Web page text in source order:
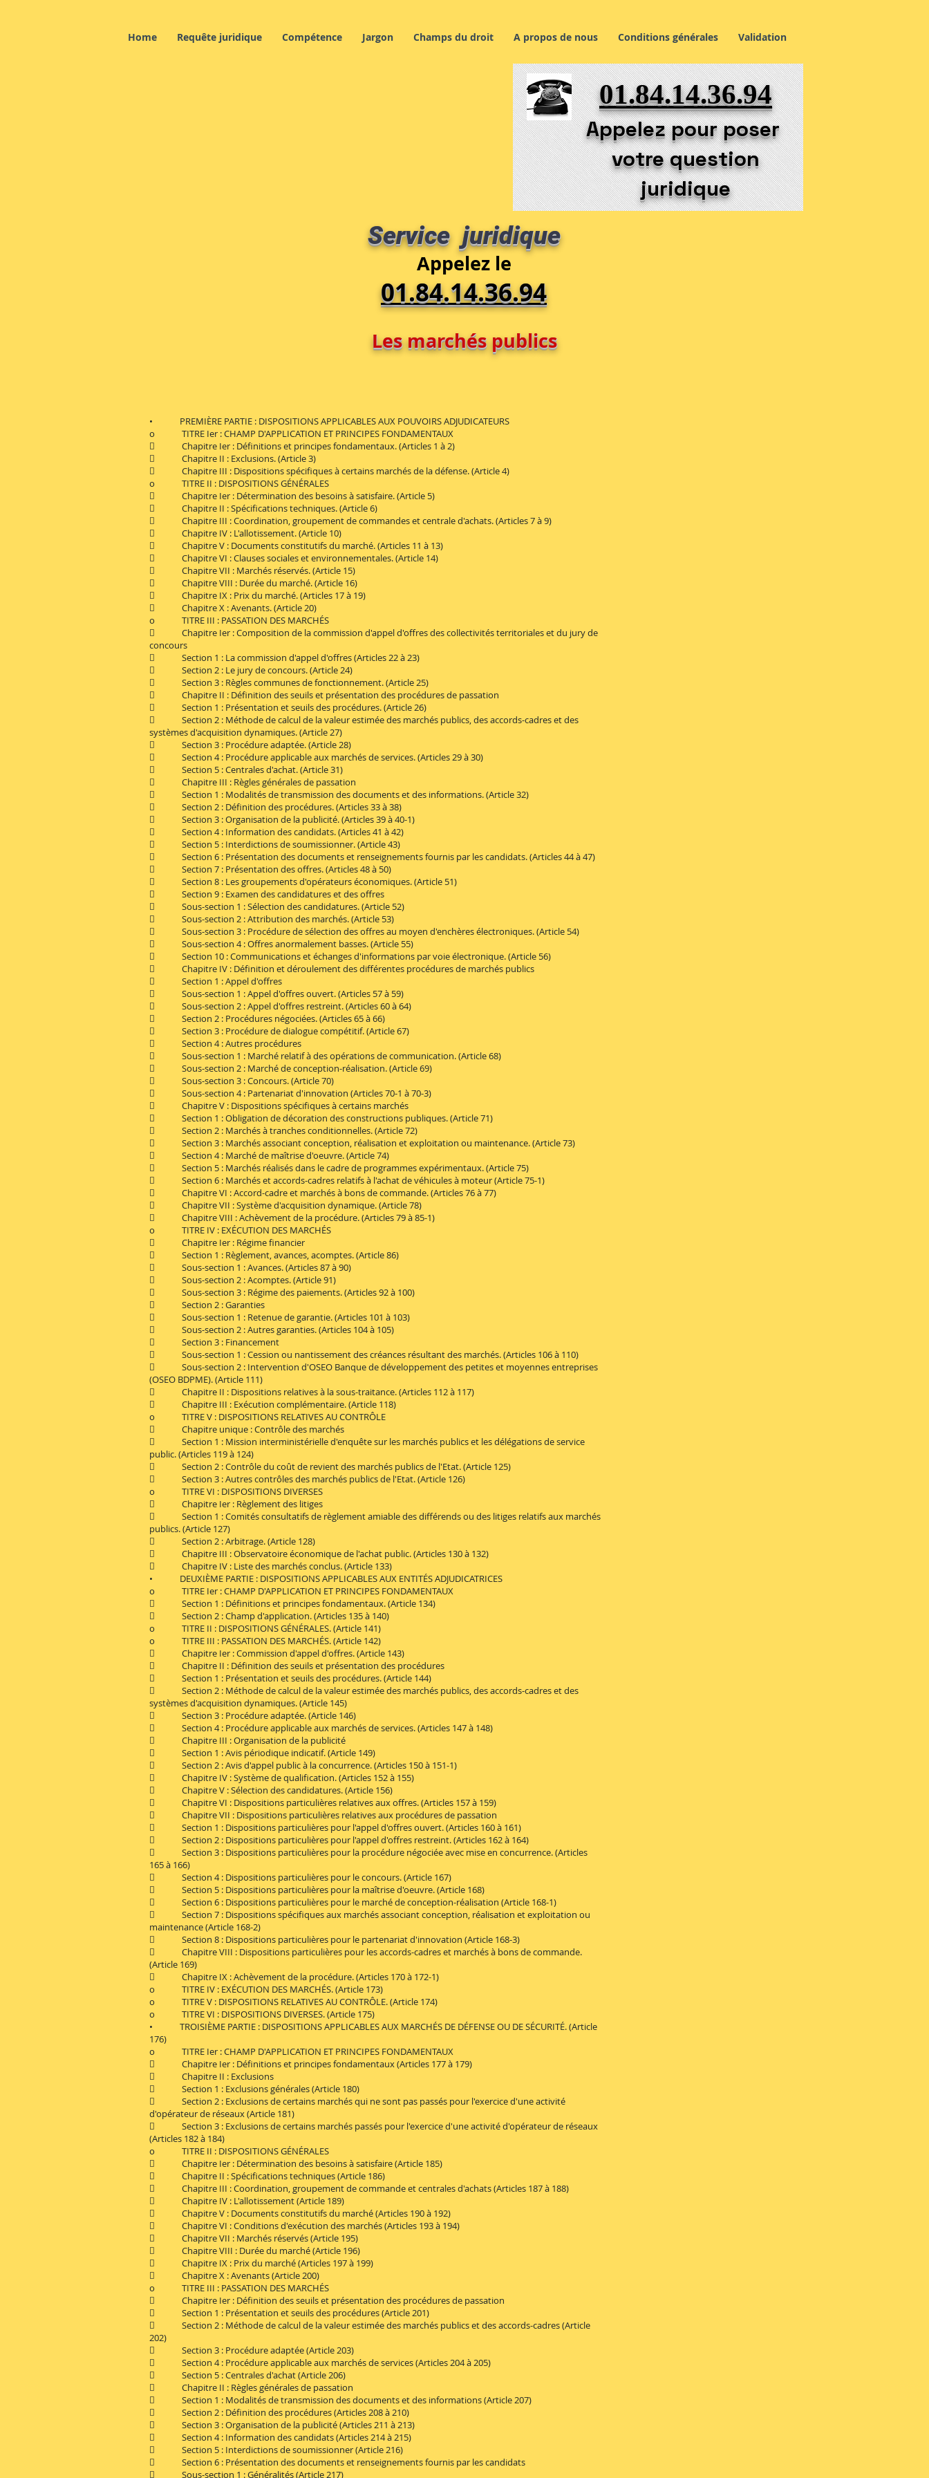
Home Requête juridique Compétence Jargon Champs du droit A propos de nous Conditions générales Validation
01.84.14.36.94
Appelez pour poser
votre question
juridique
Service juridique
Appelez le
01.84.14.36.94
Les marchés publics
• PREMIÈRE PARTIE : DISPOSITIONS APPLICABLES AUX POUVOIRS ADJUDICATEURS
o TITRE Ier : CHAMP D'APPLICATION ET PRINCIPES FONDAMENTAUX
 Chapitre Ier : Définitions et principes fondamentaux. (Articles 1 à 2)
 Chapitre II : Exclusions. (Article 3)
 Chapitre III : Dispositions spécifiques à certains marchés de la défense. (Article 4)
o TITRE II : DISPOSITIONS GÉNÉRALES
 Chapitre Ier : Détermination des besoins à satisfaire. (Article 5)
 Chapitre II : Spécifications techniques. (Article 6)
 Chapitre III : Coordination, groupement de commandes et centrale d'achats. (Articles 7 à 9)
 Chapitre IV : L'allotissement. (Article 10)
 Chapitre V : Documents constitutifs du marché. (Articles 11 à 13)
 Chapitre VI : Clauses sociales et environnementales. (Article 14)
 Chapitre VII : Marchés réservés. (Article 15)
 Chapitre VIII : Durée du marché. (Article 16)
 Chapitre IX : Prix du marché. (Articles 17 à 19)
 Chapitre X : Avenants. (Article 20)
o TITRE III : PASSATION DES MARCHÉS
 Chapitre Ier : Composition de la commission d'appel d'offres des collectivités territoriales et du jury de
concours
 Section 1 : La commission d'appel d'offres (Articles 22 à 23)
 Section 2 : Le jury de concours. (Article 24)
 Section 3 : Règles communes de fonctionnement. (Article 25)
 Chapitre II : Définition des seuils et présentation des procédures de passation
 Section 1 : Présentation et seuils des procédures. (Article 26)
 Section 2 : Méthode de calcul de la valeur estimée des marchés publics, des accords-cadres et des
systèmes d'acquisition dynamiques. (Article 27)
 Section 3 : Procédure adaptée. (Article 28)
 Section 4 : Procédure applicable aux marchés de services. (Articles 29 à 30)
 Section 5 : Centrales d'achat. (Article 31)
 Chapitre III : Règles générales de passation
 Section 1 : Modalités de transmission des documents et des informations. (Article 32)
 Section 2 : Définition des procédures. (Articles 33 à 38)
 Section 3 : Organisation de la publicité. (Articles 39 à 40-1)
 Section 4 : Information des candidats. (Articles 41 à 42)
 Section 5 : Interdictions de soumissionner. (Article 43)
 Section 6 : Présentation des documents et renseignements fournis par les candidats. (Articles 44 à 47)
 Section 7 : Présentation des offres. (Articles 48 à 50)
 Section 8 : Les groupements d'opérateurs économiques. (Article 51)
 Section 9 : Examen des candidatures et des offres
 Sous-section 1 : Sélection des candidatures. (Article 52)
 Sous-section 2 : Attribution des marchés. (Article 53)
 Sous-section 3 : Procédure de sélection des offres au moyen d'enchères électroniques. (Article 54)
 Sous-section 4 : Offres anormalement basses. (Article 55)
 Section 10 : Communications et échanges d'informations par voie électronique. (Article 56)
 Chapitre IV : Définition et déroulement des différentes procédures de marchés publics
 Section 1 : Appel d'offres
 Sous-section 1 : Appel d'offres ouvert. (Articles 57 à 59)
 Sous-section 2 : Appel d'offres restreint. (Articles 60 à 64)
 Section 2 : Procédures négociées. (Articles 65 à 66)
 Section 3 : Procédure de dialogue compétitif. (Article 67)
 Section 4 : Autres procédures
 Sous-section 1 : Marché relatif à des opérations de communication. (Article 68)
 Sous-section 2 : Marché de conception-réalisation. (Article 69)
 Sous-section 3 : Concours. (Article 70)
 Sous-section 4 : Partenariat d'innovation (Articles 70-1 à 70-3)
 Chapitre V : Dispositions spécifiques à certains marchés
 Section 1 : Obligation de décoration des constructions publiques. (Article 71)
 Section 2 : Marchés à tranches conditionnelles. (Article 72)
 Section 3 : Marchés associant conception, réalisation et exploitation ou maintenance. (Article 73)
 Section 4 : Marché de maîtrise d'oeuvre. (Article 74)
 Section 5 : Marchés réalisés dans le cadre de programmes expérimentaux. (Article 75)
 Section 6 : Marchés et accords-cadres relatifs à l'achat de véhicules à moteur (Article 75-1)
 Chapitre VI : Accord-cadre et marchés à bons de commande. (Articles 76 à 77)
 Chapitre VII : Système d'acquisition dynamique. (Article 78)
 Chapitre VIII : Achèvement de la procédure. (Articles 79 à 85-1)
o TITRE IV : EXÉCUTION DES MARCHÉS
 Chapitre Ier : Régime financier
 Section 1 : Règlement, avances, acomptes. (Article 86)
 Sous-section 1 : Avances. (Articles 87 à 90)
 Sous-section 2 : Acomptes. (Article 91)
 Sous-section 3 : Régime des paiements. (Articles 92 à 100)
 Section 2 : Garanties
 Sous-section 1 : Retenue de garantie. (Articles 101 à 103)
 Sous-section 2 : Autres garanties. (Articles 104 à 105)
 Section 3 : Financement
 Sous-section 1 : Cession ou nantissement des créances résultant des marchés. (Articles 106 à 110)
 Sous-section 2 : Intervention d'OSEO Banque de développement des petites et moyennes entreprises
(OSEO BDPME). (Article 111)
 Chapitre II : Dispositions relatives à la sous-traitance. (Articles 112 à 117)
 Chapitre III : Exécution complémentaire. (Article 118)
o TITRE V : DISPOSITIONS RELATIVES AU CONTRÔLE
 Chapitre unique : Contrôle des marchés
 Section 1 : Mission interministérielle d'enquête sur les marchés publics et les délégations de service
public. (Articles 119 à 124)
 Section 2 : Contrôle du coût de revient des marchés publics de l'Etat. (Article 125)
 Section 3 : Autres contrôles des marchés publics de l'Etat. (Article 126)
o TITRE VI : DISPOSITIONS DIVERSES
 Chapitre Ier : Règlement des litiges
 Section 1 : Comités consultatifs de règlement amiable des différends ou des litiges relatifs aux marchés
publics. (Article 127)
 Section 2 : Arbitrage. (Article 128)
 Chapitre III : Observatoire économique de l'achat public. (Articles 130 à 132)
 Chapitre IV : Liste des marchés conclus. (Article 133)
• DEUXIÈME PARTIE : DISPOSITIONS APPLICABLES AUX ENTITÉS ADJUDICATRICES
o TITRE Ier : CHAMP D'APPLICATION ET PRINCIPES FONDAMENTAUX
 Section 1 : Définitions et principes fondamentaux. (Article 134)
 Section 2 : Champ d'application. (Articles 135 à 140)
o TITRE II : DISPOSITIONS GÉNÉRALES. (Article 141)
o TITRE III : PASSATION DES MARCHÉS. (Article 142)
 Chapitre Ier : Commission d'appel d'offres. (Article 143)
 Chapitre II : Définition des seuils et présentation des procédures
 Section 1 : Présentation et seuils des procédures. (Article 144)
 Section 2 : Méthode de calcul de la valeur estimée des marchés publics, des accords-cadres et des
systèmes d'acquisition dynamiques. (Article 145)
 Section 3 : Procédure adaptée. (Article 146)
 Section 4 : Procédure applicable aux marchés de services. (Articles 147 à 148)
 Chapitre III : Organisation de la publicité
 Section 1 : Avis périodique indicatif. (Article 149)
 Section 2 : Avis d'appel public à la concurrence. (Articles 150 à 151-1)
 Chapitre IV : Système de qualification. (Articles 152 à 155)
 Chapitre V : Sélection des candidatures. (Article 156)
 Chapitre VI : Dispositions particulières relatives aux offres. (Articles 157 à 159)
 Chapitre VII : Dispositions particulières relatives aux procédures de passation
 Section 1 : Dispositions particulières pour l'appel d'offres ouvert. (Articles 160 à 161)
 Section 2 : Dispositions particulières pour l'appel d'offres restreint. (Articles 162 à 164)
 Section 3 : Dispositions particulières pour la procédure négociée avec mise en concurrence. (Articles
165 à 166)
 Section 4 : Dispositions particulières pour le concours. (Article 167)
 Section 5 : Dispositions particulières pour la maîtrise d'oeuvre. (Article 168)
 Section 6 : Dispositions particulières pour le marché de conception-réalisation (Article 168-1)
 Section 7 : Dispositions spécifiques aux marchés associant conception, réalisation et exploitation ou
maintenance (Article 168-2)
 Section 8 : Dispositions particulières pour le partenariat d'innovation (Article 168-3)
 Chapitre VIII : Dispositions particulières pour les accords-cadres et marchés à bons de commande.
(Article 169)
 Chapitre IX : Achèvement de la procédure. (Articles 170 à 172-1)
o TITRE IV : EXÉCUTION DES MARCHÉS. (Article 173)
o TITRE V : DISPOSITIONS RELATIVES AU CONTRÔLE. (Article 174)
o TITRE VI : DISPOSITIONS DIVERSES. (Article 175)
• TROISIÈME PARTIE : DISPOSITIONS APPLICABLES AUX MARCHÉS DE DÉFENSE OU DE SÉCURITÉ. (Article
176)
o TITRE Ier : CHAMP D'APPLICATION ET PRINCIPES FONDAMENTAUX
 Chapitre Ier : Définitions et principes fondamentaux (Articles 177 à 179)
 Chapitre II : Exclusions
 Section 1 : Exclusions générales (Article 180)
 Section 2 : Exclusions de certains marchés qui ne sont pas passés pour l'exercice d'une activité
d'opérateur de réseaux (Article 181)
 Section 3 : Exclusions de certains marchés passés pour l'exercice d'une activité d'opérateur de réseaux
(Articles 182 à 184)
o TITRE II : DISPOSITIONS GÉNÉRALES
 Chapitre Ier : Détermination des besoins à satisfaire (Article 185)
 Chapitre II : Spécifications techniques (Article 186)
 Chapitre III : Coordination, groupement de commande et centrales d'achats (Articles 187 à 188)
 Chapitre IV : L'allotissement (Article 189)
 Chapitre V : Documents constitutifs du marché (Articles 190 à 192)
 Chapitre VI : Conditions d'exécution des marchés (Articles 193 à 194)
 Chapitre VII : Marchés réservés (Article 195)
 Chapitre VIII : Durée du marché (Article 196)
 Chapitre IX : Prix du marché (Articles 197 à 199)
 Chapitre X : Avenants (Article 200)
o TITRE III : PASSATION DES MARCHÉS
 Chapitre Ier : Définition des seuils et présentation des procédures de passation
 Section 1 : Présentation et seuils des procédures (Article 201)
 Section 2 : Méthode de calcul de la valeur estimée des marchés publics et des accords-cadres (Article
202)
 Section 3 : Procédure adaptée (Article 203)
 Section 4 : Procédure applicable aux marchés de services (Articles 204 à 205)
 Section 5 : Centrales d'achat (Article 206)
 Chapitre II : Règles générales de passation
 Section 1 : Modalités de transmission des documents et des informations (Article 207)
 Section 2 : Définition des procédures (Articles 208 à 210)
 Section 3 : Organisation de la publicité (Articles 211 à 213)
 Section 4 : Information des candidats (Articles 214 à 215)
 Section 5 : Interdictions de soumissionner (Article 216)
 Section 6 : Présentation des documents et renseignements fournis par les candidats
 Sous-section 1 : Généralités (Article 217)